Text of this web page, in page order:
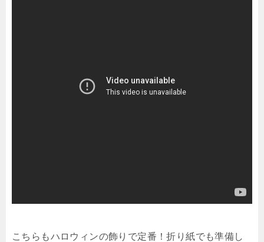
こちらもハロウィンの飾りで定番！折り紙でも準備し